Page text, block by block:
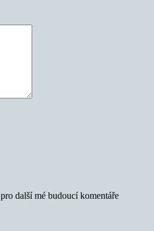
další mé budoucí komentáře